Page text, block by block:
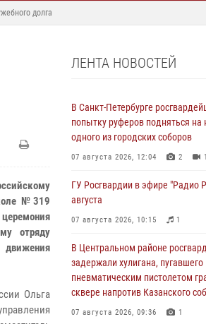
долга
№319
отряду
Ольга
ЛЕНТА НОВОСТЕЙ
В Санкт-Петербурге
попытку руферов подняться
одного из городских соборов
07 августа 2026, 12:04 2 1
ГУ Росгвардии в эфире "Радио
августа
07 августа 2026, 10:15 1
В Центральном районе
задержали хулигана, пугавшего
пневматическим пистолетом
сквере напротив Казанского
07 августа 2026, 09:36 1